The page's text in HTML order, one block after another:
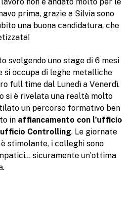
prima, grazie a Silvia sono
una buona candidatura, che
svolgendo uno stage di 6 mesi
si occupa di leghe metalliche
full time dal Lunedì a Venerdì.
si è rivelata una realtà molto
un percorso formativo ben
in affiancamento con l’ufficio
Controlling. Le giornate
è stimolante, i colleghi sono
sicuramente un’ottima